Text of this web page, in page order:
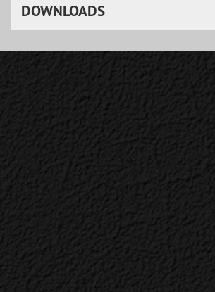
DOWNLOADS